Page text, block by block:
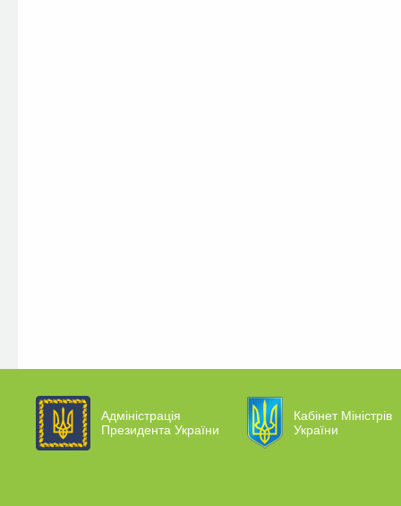
Адміністрація
Президента України
Кабінет Міністрів
України